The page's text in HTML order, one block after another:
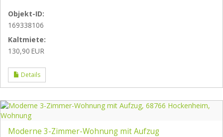
Objekt-ID:
169338106
Kaltmiete:
130,90 EUR
Details
Moderne 3-Zimmer-Wohnung mit Aufzug